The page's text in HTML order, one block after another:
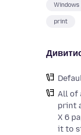
Windows
print
All of
print
X 6
it to